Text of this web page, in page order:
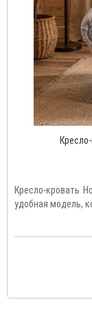
Кресло-кровать
удобная модель,